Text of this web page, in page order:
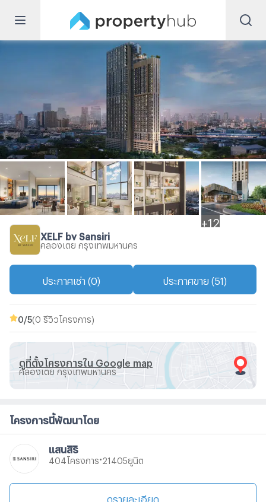
+ 12
XELF by Sansiri
คลองเตย กรุงเทพมหานคร
ประกาศเช่า (0) ประกาศขาย (51)
0 /5(0 รีวิวโครงการ)
ดูที่ตั้งโครงการใน Google map
คลองเตย กรุงเทพมหานคร
โครงการนี้พัฒนาโดย
แสนสิริ
404 โครงการ 21405ยูนิต
ดูรายละเอียด